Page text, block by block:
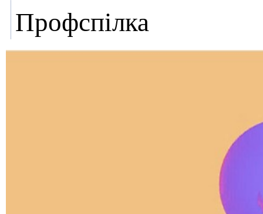
Профспілка